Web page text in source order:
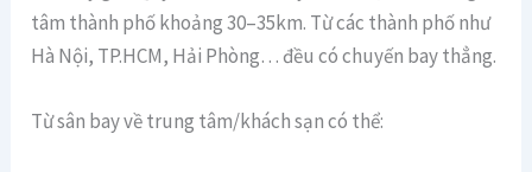
tâm thành phố khoảng 30–35km. Từ các thành phố như
Hà Nội, TP.HCM, Hải Phòng… đều có chuyến bay thẳng.
Từ sân bay về trung tâm/khách sạn có thể: